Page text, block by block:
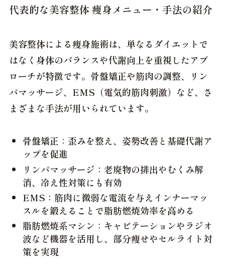
代表的な美容整体 痩身メニュー・手法の紹介
美容整体による痩身施術は、単なるダイエットで
はなく 身体のバランスや代謝向上を重視したアプ
ローチが特徴です。骨盤矯正や筋肉の調整、リン
パマッサージ、EMS（電気的筋肉刺激）など、さ
まざまな手法が用いられています。
骨盤矯正：歪みを整え、姿勢改善と基礎代謝ア
ップを促進
リンパマッサージ：老廃物の排出やむくみ解
消、冷え性対策にも有効
EMS：筋肉に微弱な電流を与えインナーマッ
スルを鍛えることで脂肪燃焼効率を高める
脂肪燃焼系マシン：キャビテーションやラジオ
波など機器を活用し、部分痩せやセルライト対
策を実現